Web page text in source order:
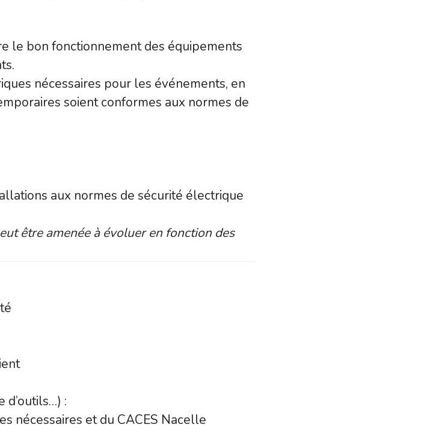
le bon fonctionnement des équipements
nécessaires pour les événements, en
soient conformes aux normes de
aux normes de sécurité électrique
être amenée à évoluer en fonction des
d’outils…) :
nécessaires et du CACES Nacelle